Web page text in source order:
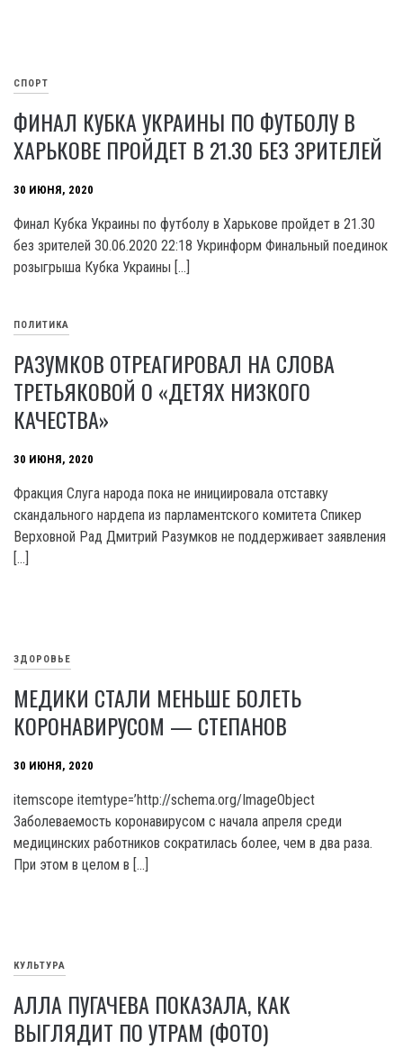
СПОРТ
ФИНАЛ КУБКА УКРАИНЫ ПО ФУТБОЛУ В
ХАРЬКОВЕ ПРОЙДЕТ В 21.30 БЕЗ ЗРИТЕЛЕЙ
30 ИЮНЯ, 2020
Финал Кубка Украины по футболу в Харькове пройдет в 21.30
без зрителей 30.06.2020 22:18 Укринформ Финальный поединок
розыгрыша Кубка Украины […]
ПОЛИТИКА
РАЗУМКОВ ОТРЕАГИРОВАЛ НА СЛОВА
ТРЕТЬЯКОВОЙ О «ДЕТЯХ НИЗКОГО
КАЧЕСТВА»
30 ИЮНЯ, 2020
Фракция Слуга народа пока не инициировала отставку
скандального нардепа из парламентского комитета Спикер
Верховной Рад Дмитрий Разумков не поддерживает заявления
[…]
ЗДОРОВЬЕ
МЕДИКИ СТАЛИ МЕНЬШЕ БОЛЕТЬ
КОРОНАВИРУСОМ — СТЕПАНОВ
30 ИЮНЯ, 2020
itemscope itemtype=’http://schema.org/ImageObject
Заболеваемость коронавирусом с начала апреля среди
медицинских работников сократилась более, чем в два раза.
При этом в целом в […]
КУЛЬТУРА
АЛЛА ПУГАЧЕВА ПОКАЗАЛА, КАК
ВЫГЛЯДИТ ПО УТРАМ (ФОТО)